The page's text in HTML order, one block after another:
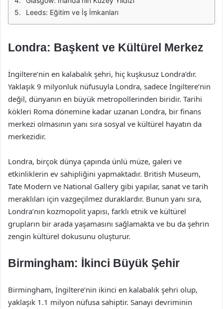
Leeds: Eğitim ve İş İmkanları
Londra: Başkent ve Kültürel Merkez
İngiltere’nin en kalabalık şehri, hiç kuşkusuz Londra’dır.
Yaklaşık 9 milyonluk nüfusuyla Londra, sadece İngiltere’nin
değil, dünyanın en büyük metropollerinden biridir. Tarihi
kökleri Roma dönemine kadar uzanan Londra, bir finans
merkezi olmasının yanı sıra sosyal ve kültürel hayatın da
merkezidir.
Londra, birçok dünya çapında ünlü müze, galeri ve
etkinliklerin ev sahipliğini yapmaktadır. British Museum,
Tate Modern ve National Gallery gibi yapılar, sanat ve tarih
meraklıları için vazgeçilmez duraklardır. Bunun yanı sıra,
Londra’nın kozmopolit yapısı, farklı etnik ve kültürel
grupların bir arada yaşamasını sağlamakta ve bu da şehrin
zengin kültürel dokusunu oluşturur.
Birmingham: İkinci Büyük Şehir
Birmingham, İngiltere’nin ikinci en kalabalık şehri olup,
yaklaşık 1.1 milyon nüfusa sahiptir. Sanayi devriminin